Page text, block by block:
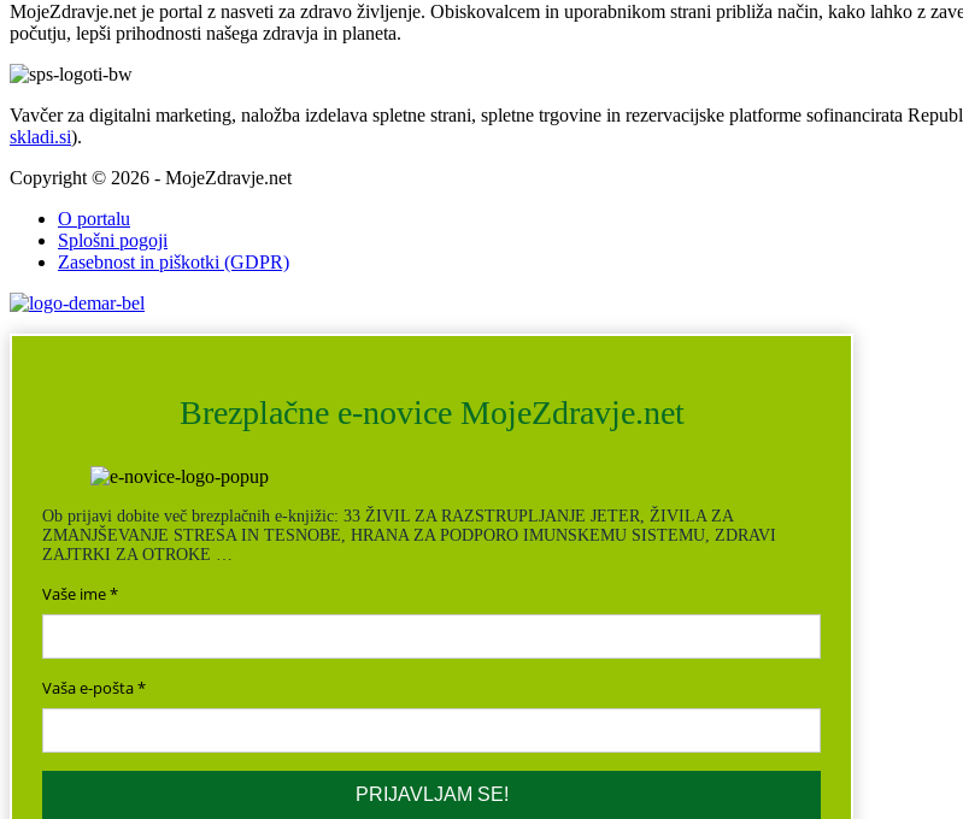
MojeZdravje.net je portal z nasveti za zdravo življenje. Obiskovalcem in uporabnikom strani približa način, kako lahko z
počutju, lepši prihodnosti našega zdravja in planeta.
Vavčer za digitalni marketing, naložba izdelava spletne strani, spletne trgovine in rezervacijske platforme sofinancirata
skladi.si).
Copyright © 2026 - MojeZdravje.net
O portalu
Splošni pogoji
Zasebnost in piškotki (GDPR)
Brezplačne e-novice MojeZdravje.net
Ob prijavi dobite več brezplačnih e-knjižic: 33 ŽIVIL ZA RAZSTRUPLJANJE JETER, ŽIVILA ZA
ZMANJŠEVANJE STRESA IN TESNOBE, HRANA ZA PODPORO IMUNSKEMU SISTEMU, ZDRAVI
ZAJTRKI ZA OTROKE …
Vaše ime
Vaša e-pošta
PRIJAVLJAM SE!